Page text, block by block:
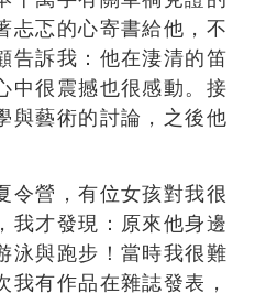
忐忑的心寄書給他，不
告訴我：他在淒清的笛
中很震撼也很感動。接
與藝術的討論，之後他
令營，有位女孩對我很
我才發現：原來他身邊
泳與跑步！當時我很難
有作品在雜誌發表，